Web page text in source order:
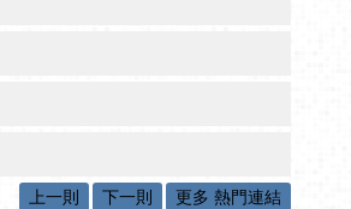
上一則 下一則 更多 熱門連結